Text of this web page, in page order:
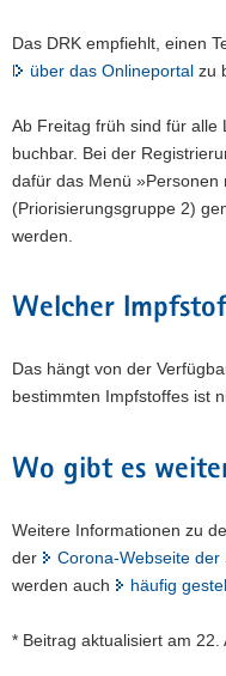
Das DRK empfiehlt, einen
über das Onlineportal zu
Ab Freitag früh sind für alle
buchbar. Bei der
dafür das Menü »Personen
(Priorisierungsgruppe 2)
werden.
Welcher
Das hängt von der
bestimmten Impfstoffes ist
Wo gibt es
Weitere Informationen zu
der
Corona-Webseite der
werden auch
häufig
* Beitrag aktualisiert am 22.